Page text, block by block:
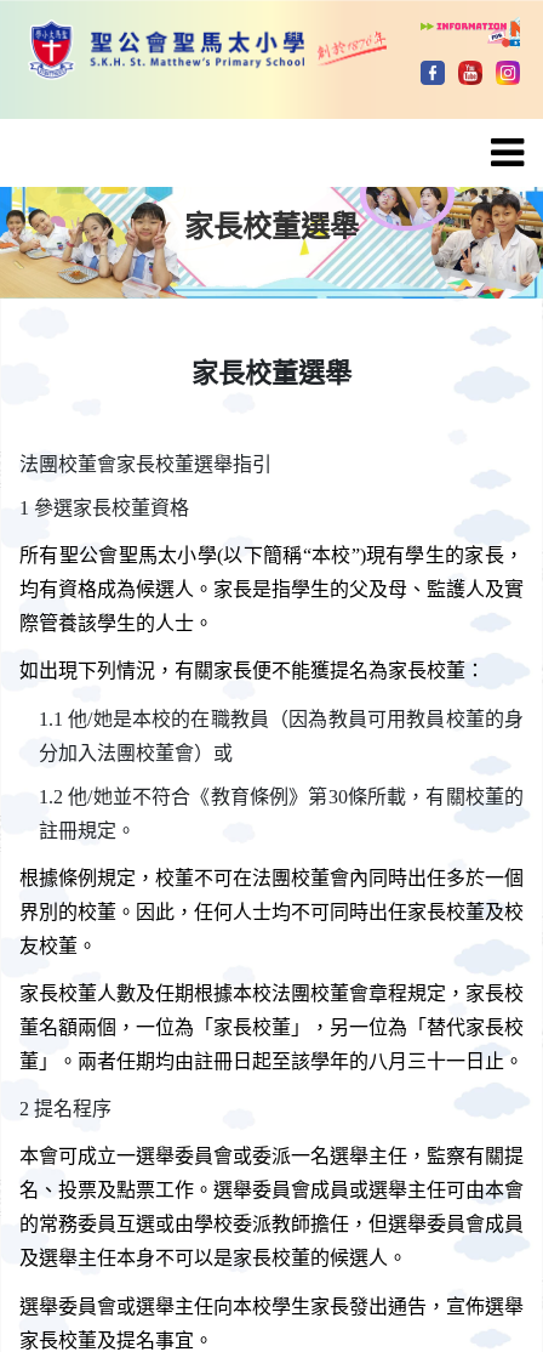
家長校董選舉
家長校董選舉
家長校董選舉
家長校董選舉
法團校董會家長校董選舉指引
參選家長校董資格
所有聖公會聖馬太小學(以下簡稱“本校”)現有學生的家長，
均有資格成為候選人。家長是指學生的父及母、監護人及實
際管養該學生的人士。
如出現下列情況，有關家長便不能獲提名為家長校董：
他/她是本校的在職教員（因為教員可用教員校董的身
分加入法團校董會）或
他/她並不符合《教育條例》第30條所載，有關校董的
註冊規定。
根據條例規定，校董不可在法團校董會內同時出任多於一個
界別的校董。因此，任何人士均不可同時出任家長校董及校
友校董。
家長校董人數及任期根據本校法團校董會章程規定，家長校
董名額兩個，一位為「家長校董」，另一位為「替代家長校
董」。兩者任期均由註冊日起至該學年的八月三十一日止。
提名程序
本會可成立一選舉委員會或委派一名選舉主任，監察有關提
名、投票及點票工作。選舉委員會成員或選舉主任可由本會
的常務委員互選或由學校委派教師擔任，但選舉委員會成員
及選舉主任本身不可以是家長校董的候選人。
選舉委員會或選舉主任向本校學生家長發出通告，宣佈選舉
家長校董及提名事宜。